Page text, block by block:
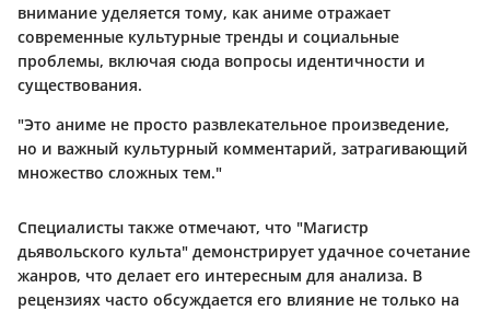
внимание уделяется тому, как аниме отражает
современные культурные тренды и социальные
проблемы, включая сюда вопросы идентичности и
существования.
"Это аниме не просто развлекательное произведение,
но и важный культурный комментарий, затрагивающий
множество сложных тем."
Специалисты также отмечают, что "Магистр
дьявольского культа" демонстрирует удачное сочетание
жанров, что делает его интересным для анализа. В
рецензиях часто обсуждается его влияние не только на